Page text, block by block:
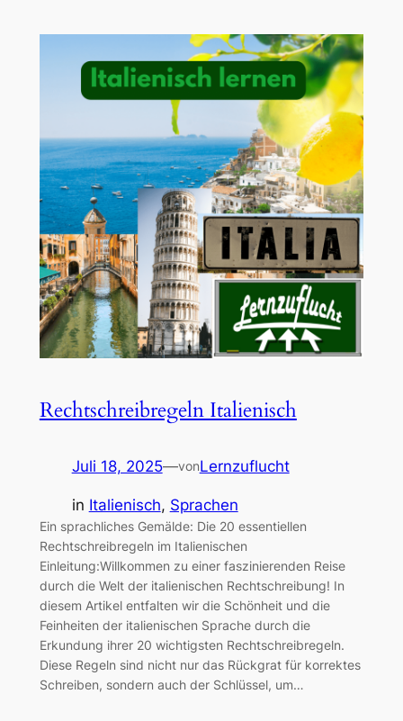
Rechtschreibregeln Italienisch
Juli 18, 2025—vonLernzuflucht
in Italienisch, Sprachen
Ein sprachliches Gemälde: Die 20 essentiellen
Rechtschreibregeln im Italienischen
Einleitung:Willkommen zu einer faszinierenden Reise
durch die Welt der italienischen Rechtschreibung! In
diesem Artikel entfalten wir die Schönheit und die
Feinheiten der italienischen Sprache durch die
Erkundung ihrer 20 wichtigsten Rechtschreibregeln.
Diese Regeln sind nicht nur das Rückgrat für korrektes
Schreiben, sondern auch der Schlüssel, um…